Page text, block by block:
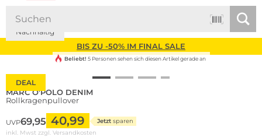
BIS ZU -50% IM FINAL SALE
DEAL
Nachhaltig
Beliebt! 5 Personen sehen sich diesen Artikel gerade an
MARC O'POLO DENIM
Rollkragenpullover
UVP69,95 40,99 Jetzt sparen
inkl. Mwst zzgl. Versandkosten